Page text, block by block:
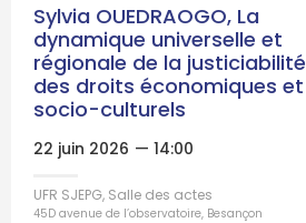
Sylvia OUEDRAOGO, La
dynamique universelle et
régionale de la justiciabilité
des droits économiques et
socio-culturels
22 juin 2026 — 14:00
UFR SJEPG, Salle des actes
45D avenue de l’observatoire, Besançon